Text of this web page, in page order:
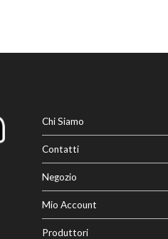
Chi Siamo
Contatti
Negozio
Mio Account
Produttori